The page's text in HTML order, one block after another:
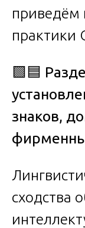
приведём
практики
🟩🟦
знаков,
сходства